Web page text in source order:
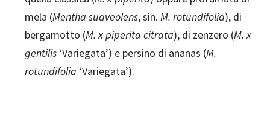
mela (Mentha suaveolens, sin. M. rotundifolia), di
bergamotto (M. x piperita citrata), di zenzero (M. x
gentilis ‘Variegata’) e persino di ananas (M.
rotundifolia ‘Variegata’).